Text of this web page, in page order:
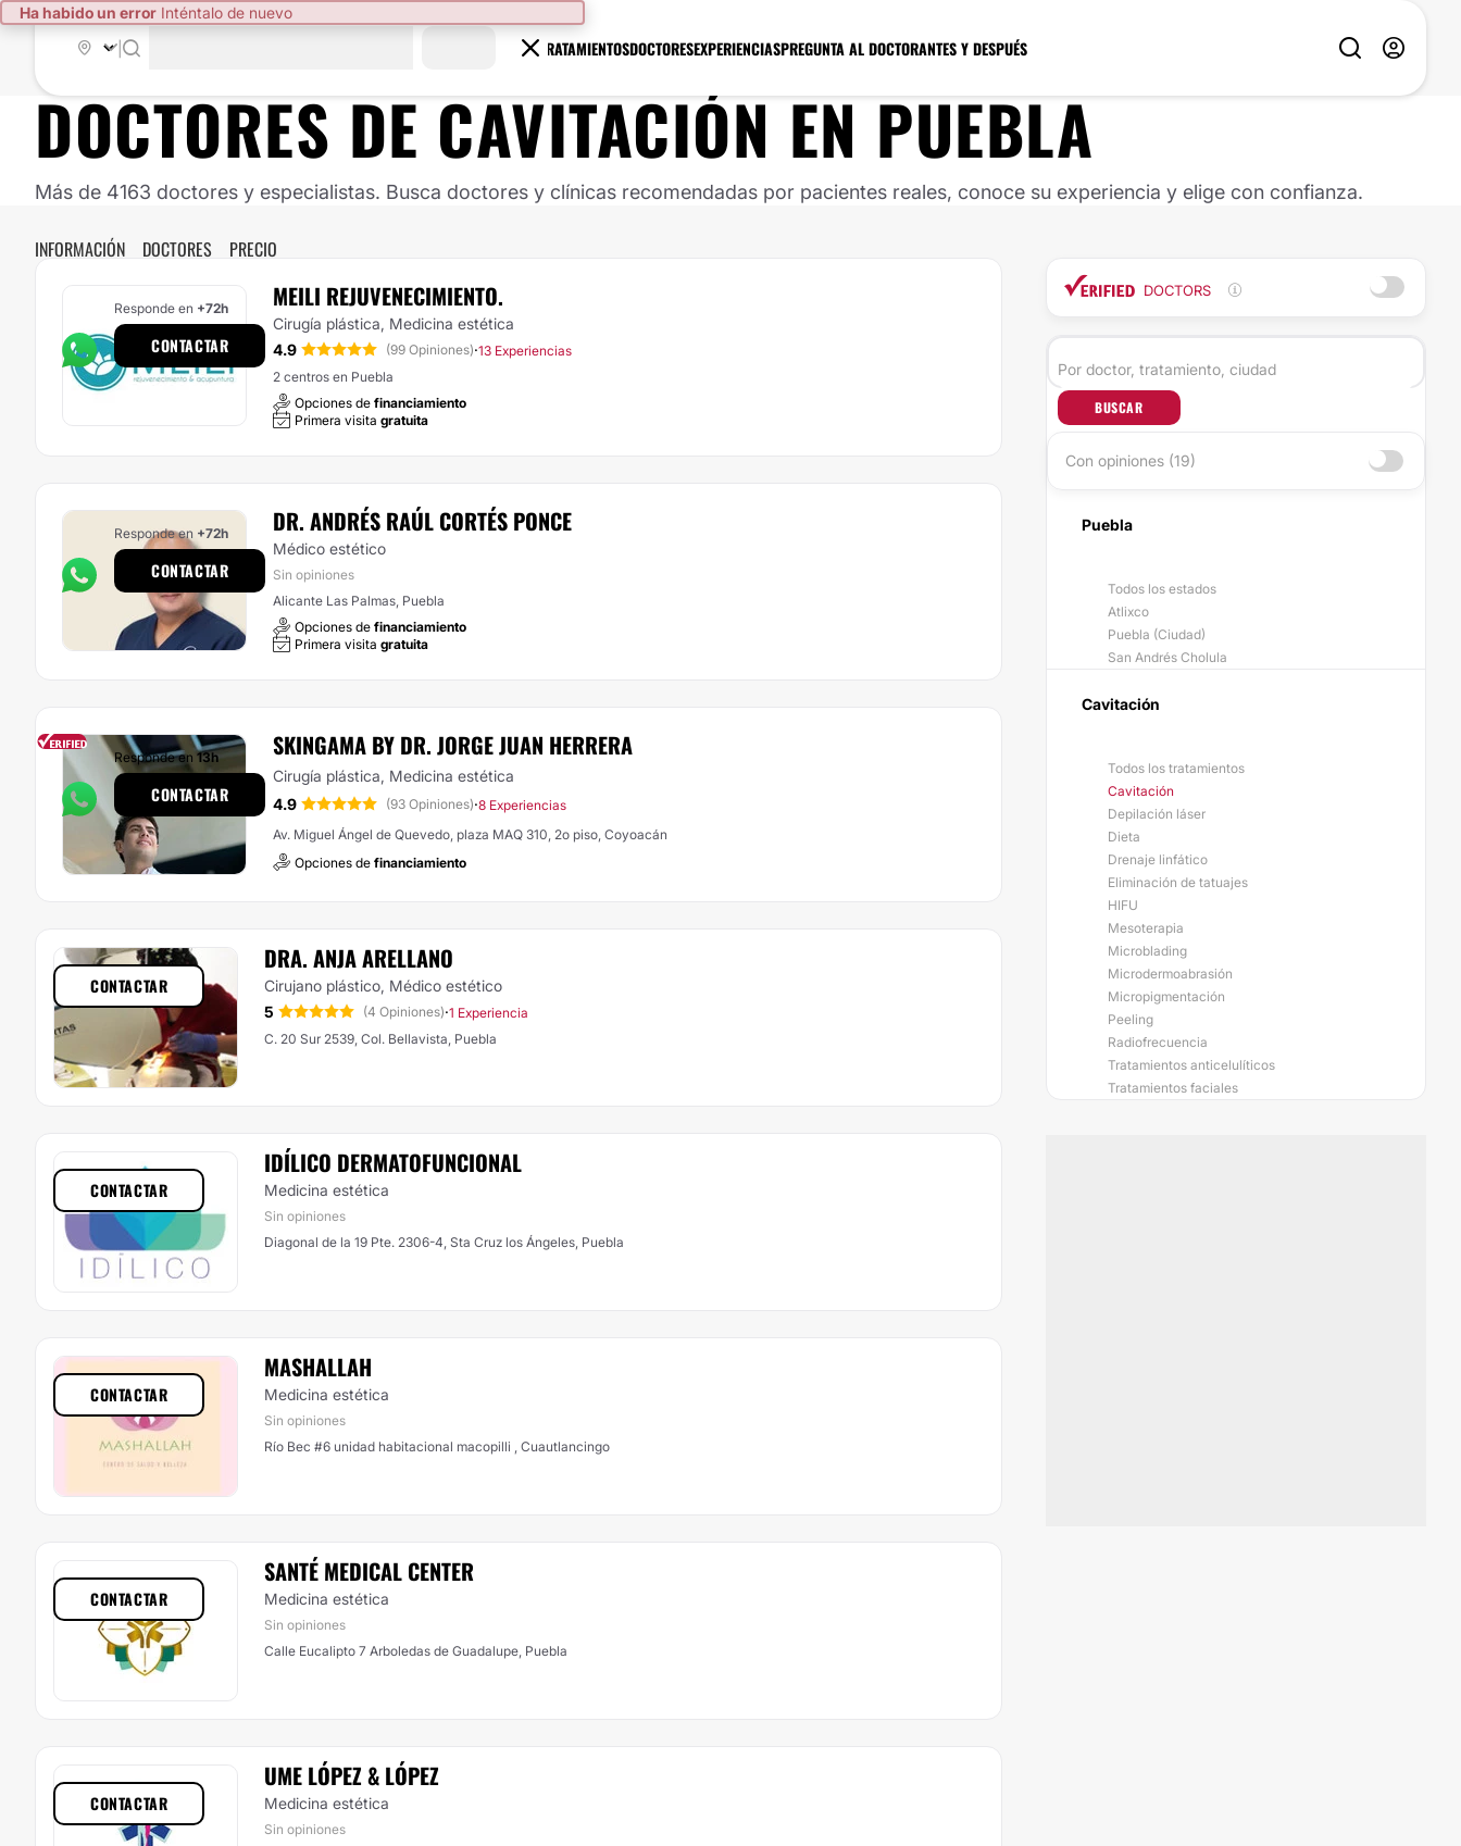
Ha habido un error Inténtalo de nuevo
TRATAMIENTOSDOCTORESEXPERIENCIASPREGUNTA AL DOCTORANTES Y DESPUÉS
DOCTORES DECAVITACIÓNENPUEBLA
Más de 4163 doctores y especialistas. Busca doctores y clínicas recomendadas por pacientes reales, conoce su experiencia y elige con confianza.
INFORMACIÓN DOCTORES PRECIO
MEILI REJUVENECIMIENTO.
Cirugía plástica, Medicina estética
4.9
(99 Opiniones)·13 Experiencias
2 centros en Puebla
Opciones de financiamiento
Primera visita gratuita
Responde en +72h
CONTACTAR
DR. ANDRÉS RAÚL CORTÉS PONCE
Médico estético
Sin opiniones
Alicante Las Palmas, Puebla
Opciones de financiamiento
Primera visita gratuita
Responde en +72h
CONTACTAR
SKINGAMA BY DR. JORGE JUAN HERRERA
Cirugía plástica, Medicina estética
4.9
(93 Opiniones)·8 Experiencias
Av. Miguel Ángel de Quevedo, plaza MAQ 310, 2o piso, Coyoacán
Opciones de financiamiento
Responde en 13h
CONTACTAR
DRA. ANJA ARELLANO
Cirujano plástico, Médico estético
5
(4 Opiniones)·1 Experiencia
C. 20 Sur 2539, Col. Bellavista, Puebla
CONTACTAR
IDÍLICO DERMATOFUNCIONAL
Medicina estética
Sin opiniones
Diagonal de la 19 Pte. 2306-4, Sta Cruz los Ángeles, Puebla
CONTACTAR
MASHALLAH
Medicina estética
Sin opiniones
Río Bec #6 unidad habitacional macopilli , Cuautlancingo
CONTACTAR
SANTÉ MEDICAL CENTER
Medicina estética
Sin opiniones
Calle Eucalipto 7 Arboledas de Guadalupe, Puebla
CONTACTAR
UME LÓPEZ & LÓPEZ
Medicina estética
Sin opiniones
CONTACTAR
DOCTORS
BUSCAR
Con opiniones (19)
Puebla
Todos los estados
Atlixco
Puebla (Ciudad)
San Andrés Cholula
Cavitación
Todos los tratamientos
Cavitación
Depilación láser
Dieta
Drenaje linfático
Eliminación de tatuajes
HIFU
Mesoterapia
Microblading
Microdermoabrasión
Micropigmentación
Peeling
Radiofrecuencia
Tratamientos anticelulíticos
Tratamientos faciales